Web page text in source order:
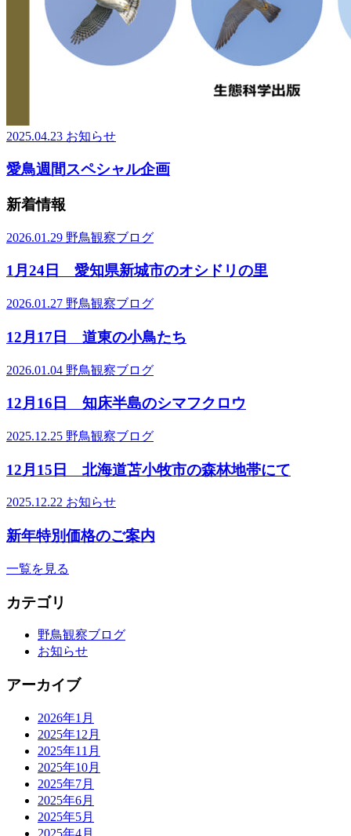
2025.04.23 お知らせ
愛鳥週間スペシャル企画
新着情報
2026.01.29 野鳥観察ブログ
1月24日 愛知県新城市のオシドリの里
2026.01.27 野鳥観察ブログ
12月17日 道東の小鳥たち
2026.01.04 野鳥観察ブログ
12月16日 知床半島のシマフクロウ
2025.12.25 野鳥観察ブログ
12月15日 北海道苫小牧市の森林地帯にて
2025.12.22 お知らせ
新年特別価格のご案内
一覧を見る
カテゴリ
野鳥観察ブログ
お知らせ
アーカイブ
2026年1月
2025年12月
2025年11月
2025年10月
2025年7月
2025年6月
2025年5月
2025年4月